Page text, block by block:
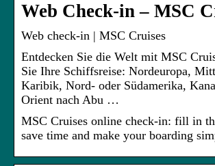
Web Check-in – MSC
Web check-in | MSC Cruises
Entdecken Sie die Welt mit MSC
Sie Ihre Schiffsreise: Nordeuropa,
Karibik, Nord- oder Südamerika,
Orient nach Abu …
MSC Cruises online check-in: fill in
save time and make your boarding